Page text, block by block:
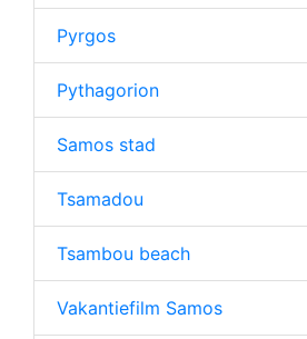
Pyrgos
Pythagorion
Samos stad
Tsamadou
Tsambou beach
Vakantiefilm Samos